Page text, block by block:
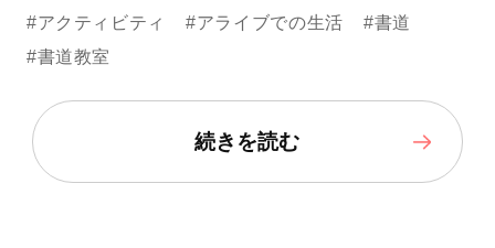
#アクティビティ
#アライブでの生活
#書道
#書道教室
続きを読む